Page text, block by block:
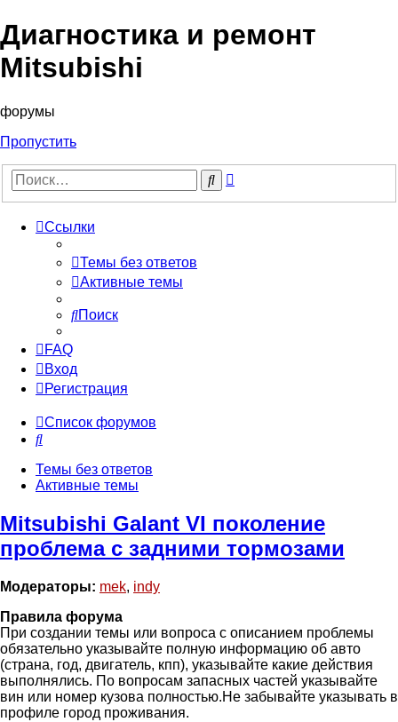
Диагностика и ремонт
Mitsubishi
форумы
Пропустить
Поиск
Ссылки
Темы без ответов
Активные темы
Поиск
FAQ
Вход
Регистрация
Список форумов
Поиск
Темы без ответов
Активные темы
Mitsubishi Galant VI поколение
проблема с задними тормозами
Модераторы: mek, indy
Правила форума
При создании темы или вопроса с описанием проблемы
обязательно указывайте полную информацию об авто
(страна, год, двигатель, кпп), указывайте какие действия
выполнялись. По вопросам запасных частей указывайте
вин или номер кузова полностью.Не забывайте указывать в
профиле город проживания.